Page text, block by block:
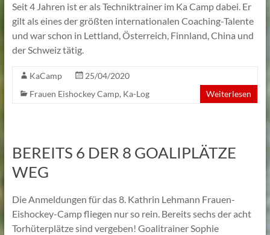
Seit 4 Jahren ist er als Techniktrainer im Ka Camp dabei. Er
gilt als eines der größten internationalen Coaching-Talente
und war schon in Lettland, Österreich, Finnland, China und
der Schweiz tätig.
KaCamp
25/04/2020
Frauen Eishockey Camp, Ka-Log Weiterlesen
BEREITS 6 DER 8 GOALIPLÄTZE
WEG
Die Anmeldungen für das 8. Kathrin Lehmann Frauen-
Eishockey-Camp fliegen nur so rein. Bereits sechs der acht
Torhüterplätze sind vergeben! Goalitrainer Sophie